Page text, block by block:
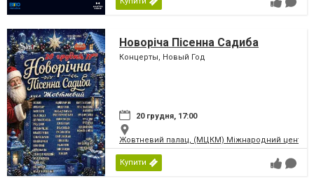
Новоріча Пісенна Садиба
Концерты, Новый Год
20 грудня, 17:00
Жовтневий палац, (МЦКМ) Міжнародний центр
Купити